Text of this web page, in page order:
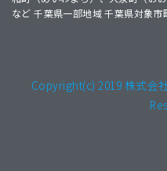
など 千葉県一部地域 千葉県対象
Copyright(c) 2019 株式会